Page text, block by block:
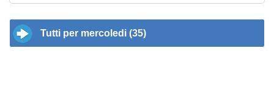
Tutti per mercoledi (35)